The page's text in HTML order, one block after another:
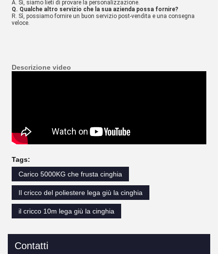
A. Sì, siamo lieti di provare la personalizzazione.
Q. Qualche altro servizio che la sua azienda possa fornire?
R. Sì, possiamo fornire un buon servizio post-vendita e una consegna
veloce.
Descrizione video
Tags:
Carico 5000KG che frusta cinghia
Il cricco del poliestere lega giù la cinghia
il cricco 10m lega giù la cinghia
Contatti